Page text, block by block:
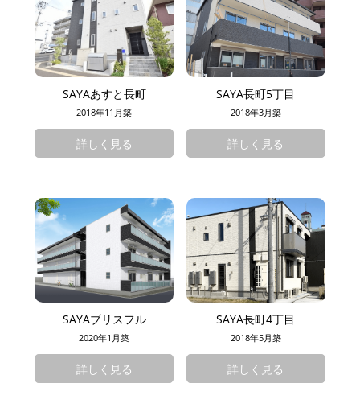
SAYAあすと長町
2018年11月築
詳しく見る
SAYA長町5丁目
2018年3月築
詳しく見る
SAYAブリスフル
2020年1月築
詳しく見る
SAYA長町4丁目
2018年5月築
詳しく見る